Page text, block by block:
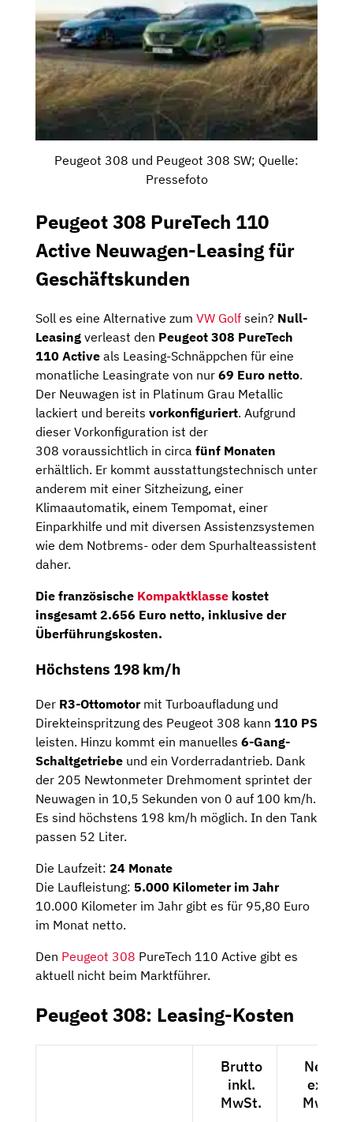
Peugeot 308 und Peugeot 308 SW; Quelle:
Pressefoto
Peugeot 308 PureTech 110
Active Neuwagen-Leasing für
Geschäftskunden
Soll es eine Alternative zum VW Golf sein? Null-
Leasing verleast den Peugeot 308 PureTech
110 Active als Leasing-Schnäppchen für eine
monatliche Leasingrate von nur 69 Euro netto.
Der Neuwagen ist in Platinum Grau Metallic
lackiert und bereits vorkonfiguriert. Aufgrund
dieser Vorkonfiguration ist der
308 voraussichtlich in circa fünf Monaten
erhältlich. Er kommt ausstattungstechnisch unter
anderem mit einer Sitzheizung, einer
Klimaautomatik, einem Tempomat, einer
Einparkhilfe und mit diversen Assistenzsystemen
wie dem Notbrems- oder dem Spurhalteassistent
daher.
Die französische Kompaktklasse kostet
insgesamt 2.656 Euro netto, inklusive der
Überführungskosten.
Höchstens 198 km/h
Der R3-Ottomotormit Turboaufladung und
Direkteinspritzung des Peugeot 308 kann 110 PS
leisten. Hinzu kommt ein manuelles 6-Gang-
Schaltgetriebe und ein Vorderradantrieb. Dank
der 205 Newtonmeter Drehmoment sprintet der
Neuwagen in 10,5 Sekunden von 0 auf 100 km/h.
Es sind höchstens 198 km/h möglich. In den Tank
passen 52 Liter.
Die Laufzeit: 24 Monate
Die Laufleistung: 5.000 Kilometer im Jahr
10.000 Kilometer im Jahr gibt es für 95,80 Euro
im Monat netto.
Den Peugeot 308 PureTech 110 Active gibt es
aktuell nicht beim Marktführer.
Peugeot 308: Leasing-Kosten
Brutto
inkl.
MwSt.
Netto
exkl.
MwSt.